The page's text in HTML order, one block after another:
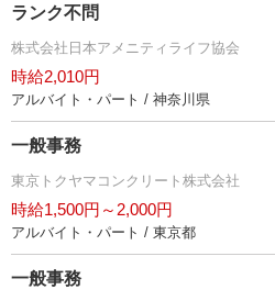
ランク不問
株式会社日本アメニティライフ協会
時給2,010円
アルバイト・パート / 神奈川県
一般事務
東京トクヤマコンクリート株式会社
時給1,500円～2,000円
アルバイト・パート / 東京都
一般事務